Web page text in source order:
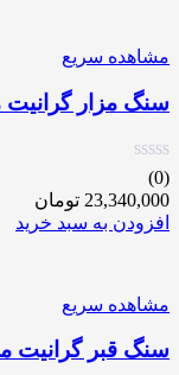
مشاهده سریع
سنگ مزار گرانیت
(0)
23,340,000 تومان
افزودن به سبد خرید
مشاهده سریع
سنگ قبر گرانیت